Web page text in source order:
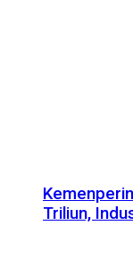
Triliun,